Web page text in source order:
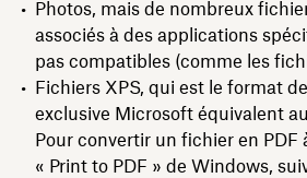
Photos, mais de nombreux
associés à des applications
pas compatibles (comme les
Fichiers XPS, qui est le format
exclusive Microsoft équivalent
Pour convertir un fichier en PDF
« Print to PDF » de Windows,